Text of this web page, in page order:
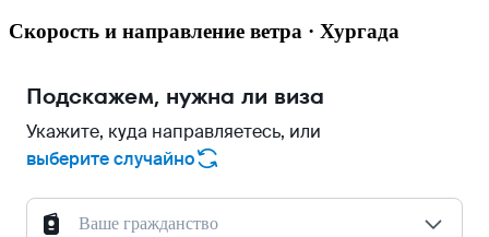
Скорость и направление ветра · Хургада
Подскажем, нужна ли виза
Укажите, куда направляетесь, или
выберите случайно
Ваше гражданство